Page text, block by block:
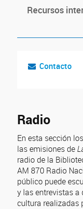
Recursos
Contacto
Radio
En esta sección
las emisiones de
radio de la
AM 870 Radio
público puede
y las entrevistas a
cultura realizadas